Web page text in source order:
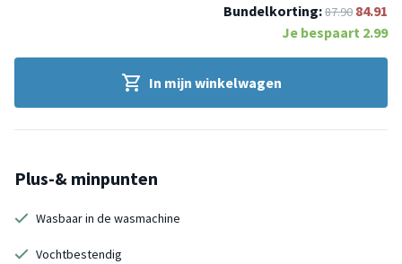
Bundelkorting:87.90 84.91
Je bespaart 2.99
In mijn winkelwagen
Plus-& minpunten
Wasbaar in de wasmachine
Vochtbestendig